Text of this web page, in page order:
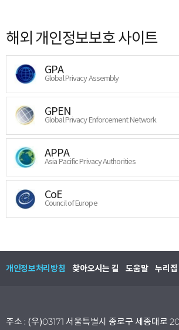
해외 개인정보보호 사이트
GPA
Global Privacy Assembly
GPEN
Global Privacy Enforcement Network
APPA
Asia Pacific Privacy Authorities
CoE
Council of Europe
개인정보처리방침 찾아오시는 길 도움말 누리집
주소 : (우)03171 서울특별시 종로구 세종대로